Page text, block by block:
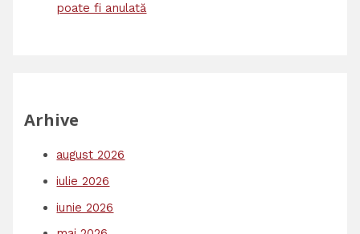
poate fi anulată
Arhive
august 2026
iulie 2026
iunie 2026